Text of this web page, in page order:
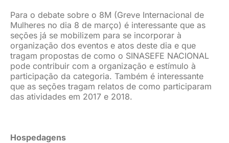
Para o debate sobre o 8M (Greve Internacional de
Mulheres no dia 8 de março) é interessante que as
seções já se mobilizem para se incorporar à
organização dos eventos e atos deste dia e que
tragam propostas de como o SINASEFE NACIONAL
pode contribuir com a organização e estímulo à
participação da categoria. Também é interessante
que as seções tragam relatos de como participaram
das atividades em 2017 e 2018.
Hospedagens